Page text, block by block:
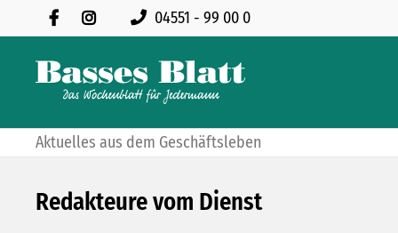
04551 - 99 00 0
Aktuelles aus dem Geschäftsleben
Redakteure vom Dienst
DER OFFENEN TÜR